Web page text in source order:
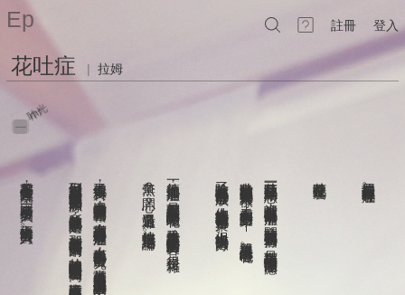
Ep 註冊 登入
花吐症 | 拉姆
…
聆光
…
mr
。
？
嘴裡就會吐出花朵的奇怪病症
，
開始吐花以後壽命只剩下三個月
，
只有放下戀情或兩情相悅才能痊癒
。
，
看個人和暗戀的對象——簡單來說就是看心情吐花
。
，
他人接觸被吐出的花瓣也不會傳染
，
但也沒有根治的方法
。
，
是看到鄰居大哥講電話講到一半開始吐花
，
臉上是摻雜多種他說不上是什麼情緒的笑容
，
很是複雜
。
？
？
還是難過
？
他無法很肯定地下結論
。
，
還去圖書館翻了相關書籍
，
有人從心理層面去解釋這種病症
，
也有人從科學的角度去研究
，
當然更多的是滿滿或浪漫或黑暗的傳說與故事
。
但到目前為止都沒有人可以確切解釋花吐症的由來和始源
，
所以他其實最想瞭解的是
，
那些花瓣到底是從哪邊長出來的
吐的時候是從喉嚨開始還是在嘴巴內
這樣難道不會不舒服嗎
？
看著鄰居大哥住進醫院
，
回來時身邊多了一個人
，
之後兩人時常出雙入對
。
們一起出門